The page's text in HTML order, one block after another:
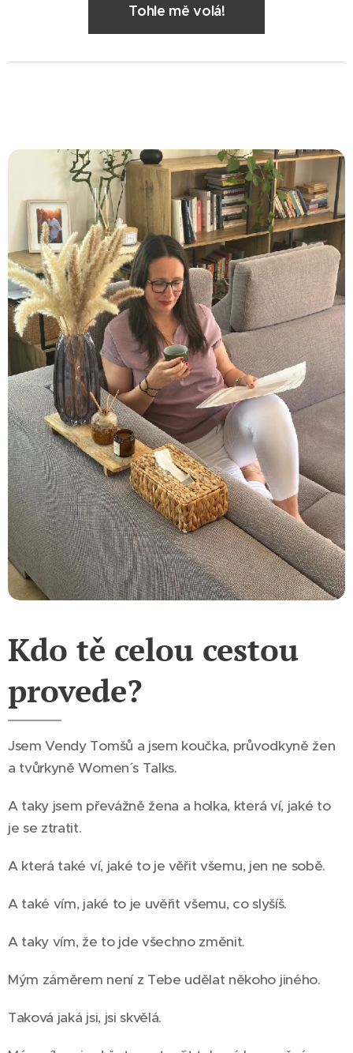
Tohle mě volá!
Kdo tě celou cestou
provede?
Jsem Vendy Tomšů a jsem koučka, průvodkyně žen
a tvůrkyně Women´ s Talks.
A taky jsem převážně žena a holka, která ví, jaké to
je se ztratit.
A která také ví, jaké to je věřit všemu, jen ne sobě.
A také vím, jaké to je uvěřit všemu, co slyšíš.
A taky vím, že to jde všechno změnit.
Mým záměrem není z Tebe udělat někoho jiného.
Taková jaká jsi, jsi skvělá.